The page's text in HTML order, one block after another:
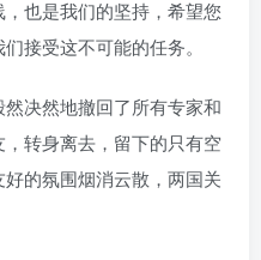
也是我们的坚持，希望您
接受这不可能的任务。
决然地撤回了所有专家和
转身离去，留下的只有空
的氛围烟消云散，两国关